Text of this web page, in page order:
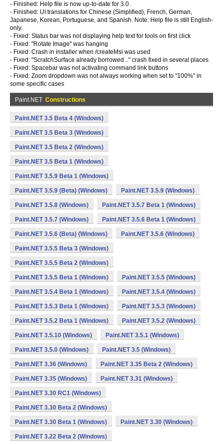
- Finished: Help file is now up-to-date for 3.0.
- Finished: UI translations for Chinese (Simplified), French, German,
Japanese, Korean, Portuguese, and Spanish. Note: Help file is still English-
only.
- Fixed: Status bar was not displaying help text for tools on first click
- Fixed: "Rotate Image" was hanging
- Fixed: Crash in installer when /createMsi was used
- Fixed: "ScratchSurface already borrowed..." crash fixed in several places
- Fixed: Spacebar was not activating command link buttons
- Fixed: Zoom dropdown was not always working when set to "100%" in
some specific cases
Paint.NET Constructions
Paint.NET 3.5 Beta 4 (Windows)
Paint.NET 3.5 Beta 3 (Windows)
Paint.NET 3.5 Beta 2 (Windows)
Paint.NET 3.5 Beta 1 (Windows)
Paint.NET 3.5.9 Beta 1 (Windows)
Paint.NET 3.5.9 (Beta) (Windows) Paint.NET 3.5.9 (Windows)
Paint.NET 3.5.8 (Windows) Paint.NET 3.5.7 Beta 1 (Windows)
Paint.NET 3.5.7 (Windows) Paint.NET 3.5.6 Beta 1 (Windows)
Paint.NET 3.5.6 (Beta) (Windows) Paint.NET 3.5.6 (Windows)
Paint.NET 3.5.5 Beta 3 (Windows)
Paint.NET 3.5.5 Beta 2 (Windows)
Paint.NET 3.5.5 Beta 1 (Windows) Paint.NET 3.5.5 (Windows)
Paint.NET 3.5.4 Beta 1 (Windows) Paint.NET 3.5.4 (Windows)
Paint.NET 3.5.3 Beta 1 (Windows) Paint.NET 3.5.3 (Windows)
Paint.NET 3.5.2 Beta 1 (Windows) Paint.NET 3.5.2 (Windows)
Paint.NET 3.5.10 (Windows) Paint.NET 3.5.1 (Windows)
Paint.NET 3.5.0 (Windows) Paint.NET 3.5 (Windows)
Paint.NET 3.36 (Windows) Paint.NET 3.35 Beta 2 (Windows)
Paint.NET 3.35 (Windows) Paint.NET 3.31 (Windows)
Paint.NET 3.30 RC1 (Windows)
Paint.NET 3.30 Beta 2 (Windows)
Paint.NET 3.30 Beta 1 (Windows) Paint.NET 3.30 (Windows)
Paint.NET 3.22 Beta 2 (Windows)